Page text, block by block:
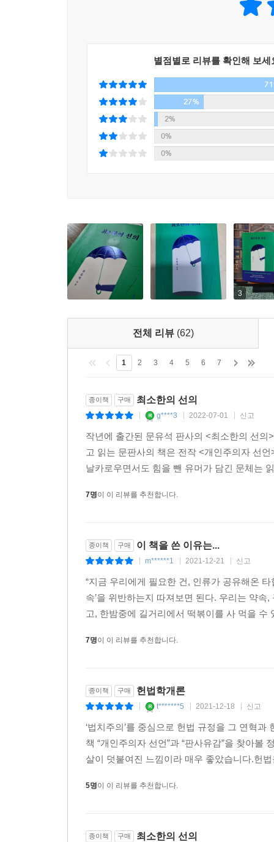
여름날의 폭염만큼이나 타인에 대한 집단적 분
도 돌팔매질을 당한다. 완벽하게 고결한 동기에
--- p.108~109
공리주의적 관점에서 보면 충분하지 않은 응보야
정에 휘둘리는 사법 포퓰리즘이 아니다. 오히려 사
--- p.158
세상의 갈등 모두가 선과 악의 대결, 또는 정의와
도 하다.
자유가 사회를 견인하되, 그 속도가 누군가를 낙
--- p.205
형벌 권한을 줄 것인가? 자율주행 자동차가 긴
가? 기술적으로는 가능하나 사회가 수용할 수 있
--- p.237
술의 위력이 압도적일수록 인문학적 상상력이
필요성도 더욱더 커질 수밖에 없다.
--- p.240
것이 아니다. 신이 부여한 특성이든 진화의 결
관계없이 인간으로서의 기본적인 권리가 보장되어
인간이라는 이름의 공해 속 우리는
제각각 달라도, 불편해도, 타협하며 함께 살아갈 수
우리는 인터넷과 SNS를 통해 지구상의 인간 군
하고, 부러워하거나 비판하기도 한다. 미처
가장 기본이 되는 자유는 무엇일까. 이동하고, 직
그것은 그저 홀로 있는 내 공간 안의 자유, 내
드라마 〈미스터 션샤인〉에서 구동매가 슬프
판단을 하지 않는다. 고결하고 도덕적이고 훌륭
도대체 왜, 법은 피해자를 외면하고 범죄자들에게
모든 사회적 이슈마다 여론은 팽팽하게 갈리
터무니없이 부족해 보이는 경우가 많다. 이런
‘공리주의’가 형벌에 대해 ‘필요 최소한’의 관
선의’라면 형벌은 사회 운영에 필요한 ‘최소한의
작가는 그렇다 하더라도 법이 ‘인간’ 그 자체를
나머지, 법적 효능에 대한 시민의 신뢰마저 저버
예전부터 피고인의 호소를 잘 경청하고 선처를
언젠가는 변호사가 된다. 판사 주변에는 시간이
잘하는 판사를 싫어할 변호사는 없다. ‘인간을
칭송에는 돈이 들지 않지만 판사의 선처는 변호사
공정한 경쟁은, ‘사회적 배려’ 때문에 가능하다
현재 우리 사회 최대의 화두인 공정성과 정의의
‘약자는 무조건 선하다는 인식의 오류’라는 뜻
혐오 현상에 대한 글, 인간의 노동력의 많은 부
전개를 따라 읽는 재미를 선사한다. 무엇보다, 오
관한 작가의 질문과 답은 혼탁한 우리 시대에 내
앞에’ 평등하기만 하면? 우리는 거기에 머물지
부족하다. ‘법에 의한 평등’이 필요하다.
별점별로 리뷰를 확인해 보세
27%
2%
0%
0%
3
전체 리뷰 (62)
1 2 3 4 5 6 7
종이책 구매 최소한의 선의
g****3 2022-07-01 신고
작년에 출간된 문유석 판사의 <최소한의 선
고 읽는 문판사의 책은 전작 <개인주의자 선
날카로우면서도 힘을 뺀 유머가 담긴 문체는
7명이 이 리뷰를 추천합니다.
종이책 구매 이 책을 쓴 이유는...
m******1 2021-12-21 신고
“지금 우리에게 필요한 건, 인류가 공유해온
속’을 위반하는지 따져보면 된다. 우리는 약
고, 한밤중에 길거리에서 떡볶이를 사 먹을
7명이 이 리뷰를 추천합니다.
종이책 구매 헌법학개론
t*******5 2021-12-18 신고
‘법치주의’를 중심으로 헌법 규정을 그 연혁
책 “개인주의자 선언”과 “판사유감”을 찾아
살이 덧붙여진 느낌이라 매우 좋았습니다.헌
5명이 이 리뷰를 추천합니다.
종이책 구매 최소한의 선의